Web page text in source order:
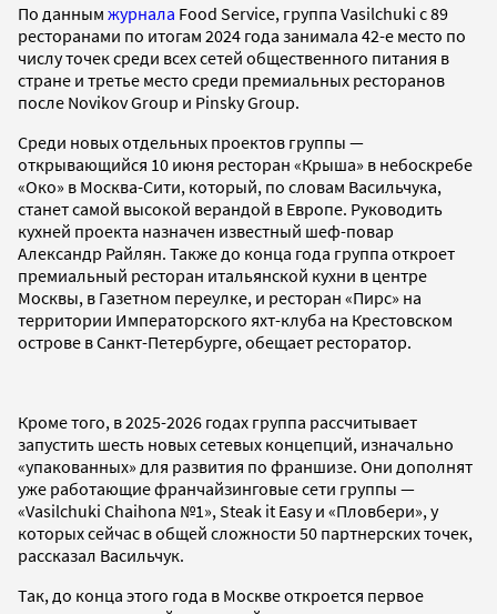
По данным журнала Food Service, группа Vasilchuki с 89
ресторанами по итогам 2024 года занимала 42-е место по
числу точек среди всех сетей общественного питания в
стране и третье место среди премиальных ресторанов
после Novikov Group и Pinsky Group.
Среди новых отдельных проектов группы —
открывающийся 10 июня ресторан «Крыша» в небоскребе
«Око» в Москва-Сити, который, по словам Васильчука,
станет самой высокой верандой в Европе. Руководить
кухней проекта назначен известный шеф-повар
Александр Райлян. Также до конца года группа откроет
премиальный ресторан итальянской кухни в центре
Москвы, в Газетном переулке, и ресторан «Пирс» на
территории Императорского яхт-клуба на Крестовском
острове в Санкт-Петербурге, обещает ресторатор.
Кроме того, в 2025-2026 годах группа рассчитывает
запустить шесть новых сетевых концепций, изначально
«упакованных» для развития по франшизе. Они дополнят
уже работающие франчайзинговые сети группы —
«Vasilchuki Chaihona №1», Steak it Easy и «Пловбери», у
которых сейчас в общей сложности 50 партнерских точек,
рассказал Васильчук.
Так, до конца этого года в Москве откроется первое